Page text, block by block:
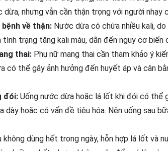
dừa, nhưng vẫn cần thận trọng với người nhạy
về thận: Nước dừa có chứa nhiều kali,
trạng tăng kali máu, dẫn đến nguy cơ biến
thai: Phụ nữ mang thai cần tham khảo ý
có thể gây ảnh hưởng đến huyết áp và cân
đói: Uống nước dừa hoặc lá lốt khi đói có thể
dày hoặc có vấn đề tiêu hóa. Nên uống sau
không dùng hết trong ngày, hỗn hợp lá lốt và